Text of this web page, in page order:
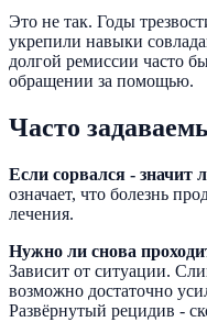
Это не так. Годы
укрепили навыки
долгой ремиссии часто
обращении за помощью.
Часто
Если сорвался - значит
означает, что болезнь
лечения.
Нужно ли снова
Зависит от ситуации.
возможно достаточно
Развёрнутый рецидив -